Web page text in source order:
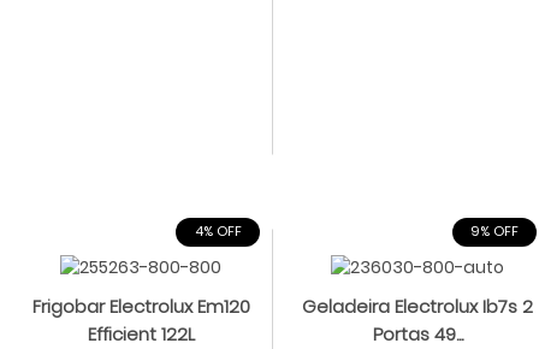
4% OFF
Frigobar Electrolux Em120
Efficient 122L
9% OFF
Geladeira Electrolux Ib7s 2
Portas 49...